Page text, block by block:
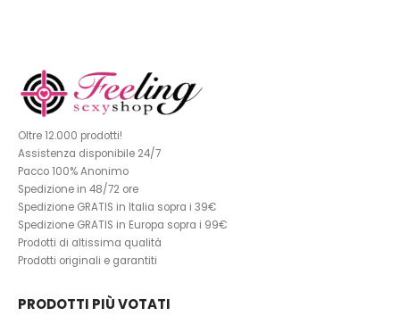
Oltre 12.000 prodotti!
Assistenza disponibile 24/7
Pacco 100% Anonimo
Spedizione in 48/72 ore
Spedizione GRATIS in Italia sopra i 39€
Spedizione GRATIS in Europa sopra i 99€
Prodotti di altissima qualità
Prodotti originali e garantiti
PRODOTTI PIÙ VOTATI